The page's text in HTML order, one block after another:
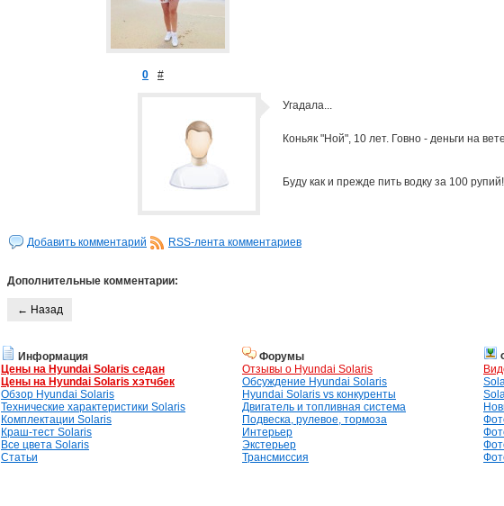
0 #
Угадала...
Коньяк "Ной", 10 лет. Говно - деньги на
Буду как и прежде пить водку за 100 рупий!
Добавить комментарий RSS-лента комментариев
Дополнительные комментарии:
← Назад
Информация
Цены на Hyundai Solaris седан
Цены на Hyundai Solaris хэтчбек
Обзор Hyundai Solaris
Технические характеристики Solaris
Комплектации Solaris
Краш-тест Solaris
Все цвета Solaris
Статьи
Форумы
Отзывы о Hyundai Solaris
Обсуждение Hyundai Solaris
Hyundai Solaris vs конкуренты
Двигатель и топливная система
Подвеска, рулевое, тормоза
Интерьер
Экстерьер
Трансмиссия